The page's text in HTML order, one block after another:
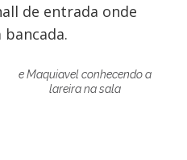
de entrada onde
e Maquiavel conhecendo a
lareira na sala